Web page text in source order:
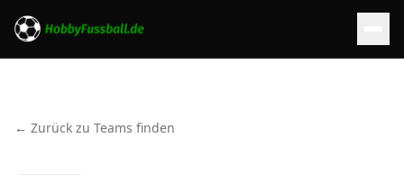
← Zurück zu Teams finden